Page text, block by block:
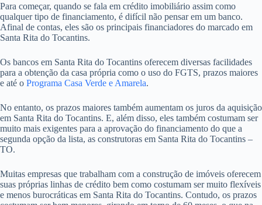
Para começar, quando se fala em crédito imobiliário assim como
qualquer tipo de financiamento, é difícil não pensar em um banco.
Afinal de contas, eles são os principais financiadores do marcado em
Santa Rita do Tocantins.
Os bancos em Santa Rita do Tocantins oferecem diversas facilidades
para a obtenção da casa própria como o uso do FGTS, prazos maiores
e até o Programa Casa Verde e Amarela.
No entanto, os prazos maiores também aumentam os juros da aquisição
em Santa Rita do Tocantins. E, além disso, eles também costumam ser
muito mais exigentes para a aprovação do financiamento do que a
segunda opção da lista, as construtoras em Santa Rita do Tocantins –
TO.
Muitas empresas que trabalham com a construção de imóveis oferecem
suas próprias linhas de crédito bem como costumam ser muito flexíveis
e menos burocráticas em Santa Rita do Tocantins. Contudo, os prazos